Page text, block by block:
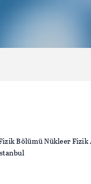
Bölümü Nükleer